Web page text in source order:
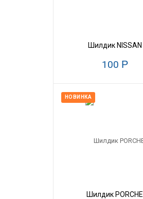
Шилдик NISSAN
100 Р
НОВИНКА
Шилдик PORCHE